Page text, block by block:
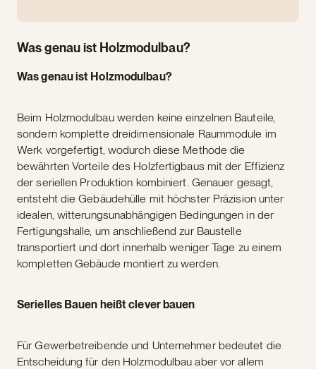
Was genau ist Holzmodulbau?
Was genau ist Holzmodulbau?
Beim Holzmodulbau werden keine einzelnen Bauteile,
sondern komplette dreidimensionale Raummodule im
Werk vorgefertigt, wodurch diese Methode die
bewährten Vorteile des Holzfertigbaus mit der Effizienz
der seriellen Produktion kombiniert. Genauer gesagt,
entsteht die Gebäudehülle mit höchster Präzision unter
idealen, witterungsunabhängigen Bedingungen in der
Fertigungshalle, um anschließend zur Baustelle
transportiert und dort innerhalb weniger Tage zu einem
kompletten Gebäude montiert zu werden.
Serielles Bauen heißt clever bauen
Für Gewerbetreibende und Unternehmer bedeutet die
Entscheidung für den Holzmodulbau aber vor allem